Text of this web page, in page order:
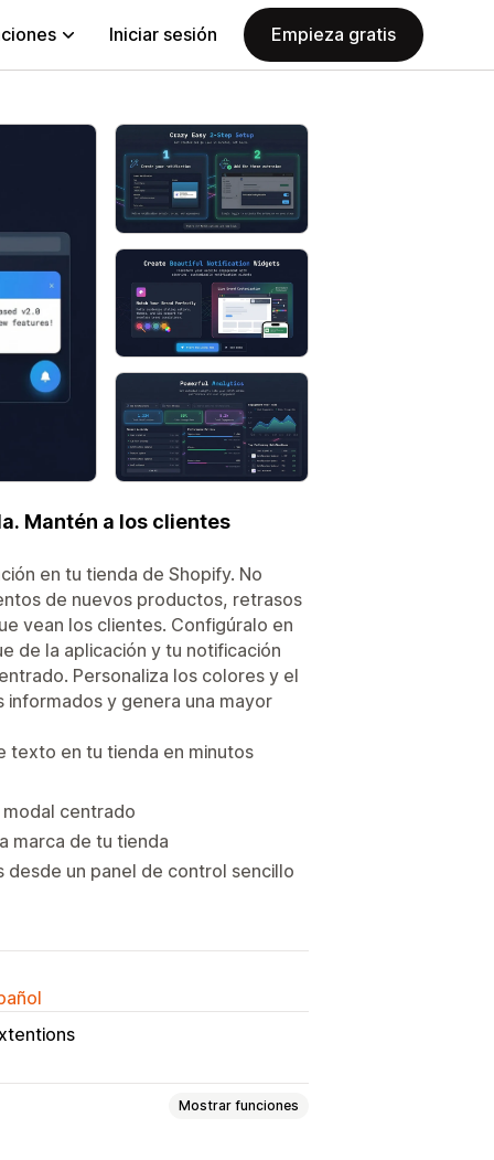
Iniciar sesión Empieza gratis
Mantén a los clientes
en tu tienda de Shopify. No
de nuevos productos, retrasos
vean los clientes. Configúralo en
de la aplicación y tu notificación
Personaliza los colores y el
y genera una mayor
texto en tu tienda en minutos
modal centrado
marca de tu tienda
desde un panel de control sencillo
Mostrar funciones